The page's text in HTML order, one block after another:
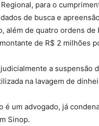
para o
de busca e
além de quatro ordens
de R$ 2 milhões
a suspensão
na lavagem de
é um advogado, já
Sinop.